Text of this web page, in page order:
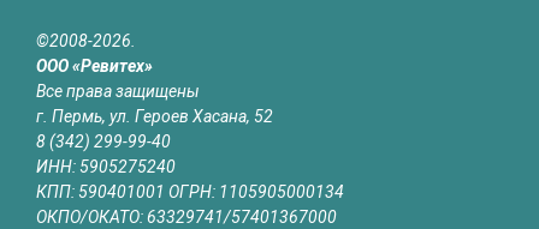
©2008-2026.
ООО «Ревитех»
Все права защищены
г. Пермь, ул. Героев Хасана, 52
8 (342) 299-99-40
ИНН: 5905275240
КПП: 590401001 ОГРН: 1105905000134
ОКПО/ОКАТО: 63329741/57401367000